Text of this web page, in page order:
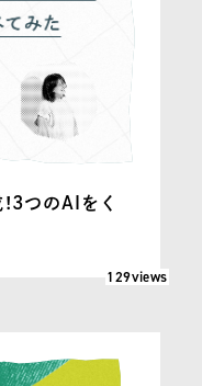
3つのAIをく
閲覧数: 129
129views